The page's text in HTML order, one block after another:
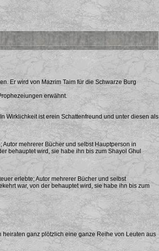
Er wird von Mazrim Taim für die Schwarze Burg
erwähnt.
Wirklichkeit ist erein Schattenfreund und unter diesen als
mehrerer Bücher und selbst Hauptperson in
behauptet wird, sie habe ihn bis zum Shayol Ghul
erlebte; Autor mehrerer Bücher und selbst
war, von der behauptet wird, sie habe ihn bis zum
ganz plötzlich eine ganze Reihe von Leuten aus